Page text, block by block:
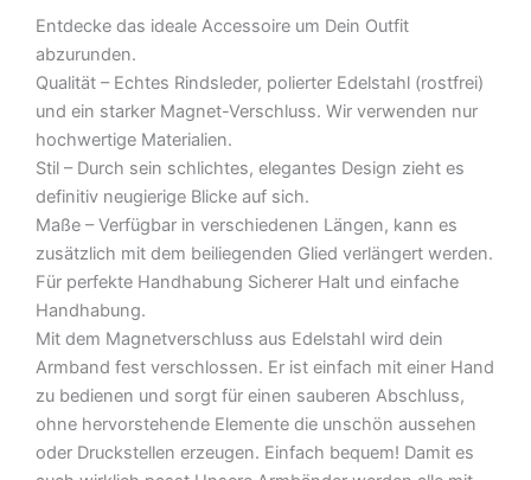
Entdecke das ideale Accessoire um Dein Outfit
abzurunden.
Qualität – Echtes Rindsleder, polierter Edelstahl (rostfrei)
und ein starker Magnet-Verschluss. Wir verwenden nur
hochwertige Materialien.
Stil – Durch sein schlichtes, elegantes Design zieht es
definitiv neugierige Blicke auf sich.
Maße – Verfügbar in verschiedenen Längen, kann es
zusätzlich mit dem beiliegenden Glied verlängert werden.
Für perfekte Handhabung Sicherer Halt und einfache
Handhabung.
Mit dem Magnetverschluss aus Edelstahl wird dein
Armband fest verschlossen. Er ist einfach mit einer Hand
zu bedienen und sorgt für einen sauberen Abschluss,
ohne hervorstehende Elemente die unschön aussehen
oder Druckstellen erzeugen. Einfach bequem! Damit es